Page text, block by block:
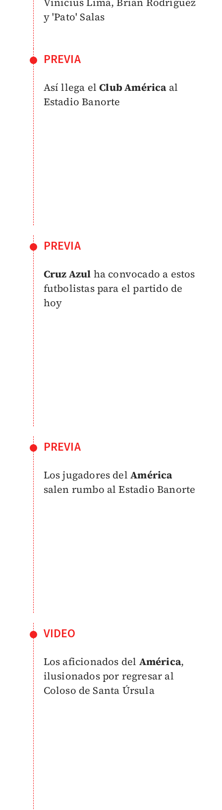
y 'Pato' Salas
PREVIA
Así llega elClub Américaal
Estadio Banorte
PREVIA
Cruz Azul ha convocado a estos
futbolistas para el partido de
hoy
PREVIA
Los jugadores delAmérica
salen rumbo al Estadio Banorte
VIDEO
Los aficionados del América,
ilusionados por regresar al
Coloso de Santa Úrsula